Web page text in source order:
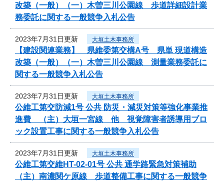
改築（一般）（一）木曽三川公園線 歩道詳細設計業
務委託に関する一般競争入札公告
2023年7月31日更新 大垣土木事務所
【建設関連業務】 県維委第交構A号 県単 現道構造
改築（一般）（一）木曽三川公園線 測量業務委託に
関する一般競争入札公告
2023年7月31日更新 大垣土木事務所
公維工第交防減1号 公共 防災・減災対策等強化事業推
進費 （主）大垣一宮線 他 視覚障害者誘導用ブロ
ック設置工事に関する一般競争入札公告
2023年7月31日更新 大垣土木事務所
公維工第交維HT-02-01号 公共 通学路緊急対策補助
（主）南濃関ケ原線 歩道整備工事に関する一般競争